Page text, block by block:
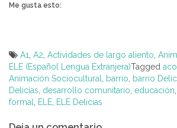
Me gusta esto:
A1 A2 Actividades de largo aliento
ELE (Español Lengua Extranjera)Tagged
Animación Sociocultural
barrio barrio
Delicias desarrollo comunitario educación
formal
ELE ELE Delicias